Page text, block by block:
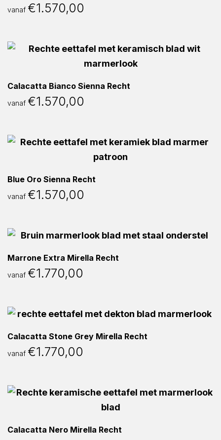
vanaf €1.570,00
Calacatta Bianco Sienna Recht
vanaf €1.570,00
Blue Oro Sienna Recht
vanaf €1.570,00
Marrone Extra Mirella Recht
vanaf €1.770,00
Calacatta Stone Grey Mirella Recht
vanaf €1.770,00
Calacatta Nero Mirella Recht